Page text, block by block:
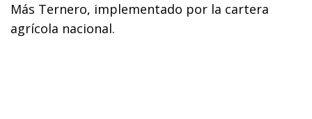
Más Ternero, implementado por la cartera
agrícola nacional.